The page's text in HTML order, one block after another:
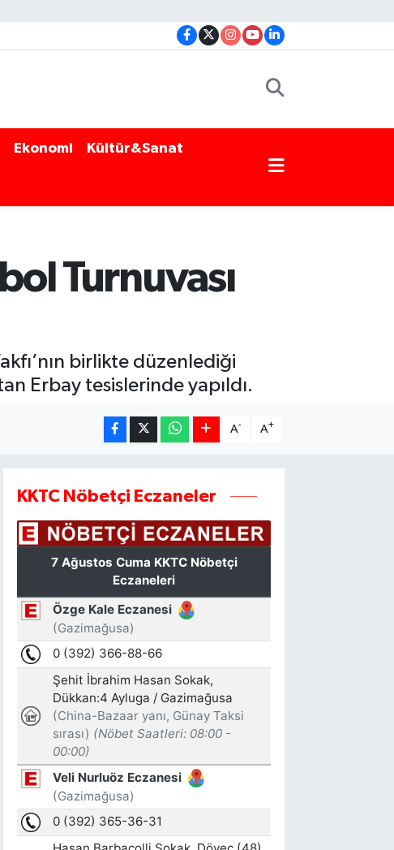
Ekonomi Kültür&Sanat
Turnuvası
birlikte düzenlediği
Erbay tesislerinde yapıldı.
A- A+
KKTC Nöbetçi Eczaneler